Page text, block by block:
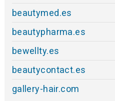
beautymed.es
beautypharma.es
bewellty.es
beautycontact.es
gallery-hair.com